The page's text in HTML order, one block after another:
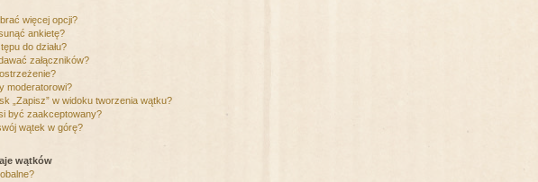
więcej opcji?
ankietę?
do działu?
załączników?
moderatorowi?
„Zapisz” w widoku tworzenia wątku?
być zaakceptowany?
wątek w górę?
wątków